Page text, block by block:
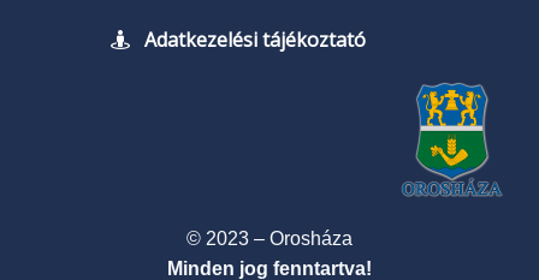
Adatkezelési tájékoztató
© 2023 – Orosháza
Minden jog fenntartva!